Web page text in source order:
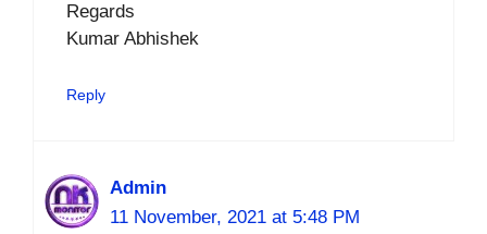
Regards
Kumar Abhishek
Reply
Admin
11 November, 2021 at 5:48 PM